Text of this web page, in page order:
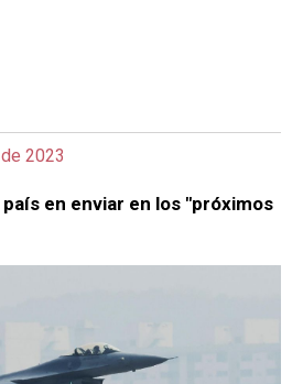
2023
en enviar en los "próximos